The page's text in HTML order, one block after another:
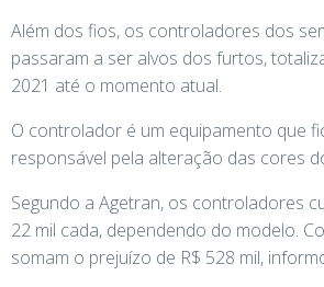
Além dos fios, os controladores dos
passaram a ser alvos dos furtos,
2021 até o momento atual.
O controlador é um equipamento que
responsável pela alteração das cores
Segundo a Agetran, os controladores
22 mil cada, dependendo do modelo.
somam o prejuízo de R$ 528 mil,